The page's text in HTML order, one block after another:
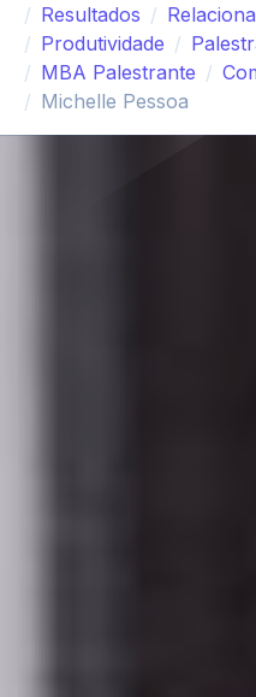
Resultados
Produtividade
MBA Palestrante
Michelle Pessoa